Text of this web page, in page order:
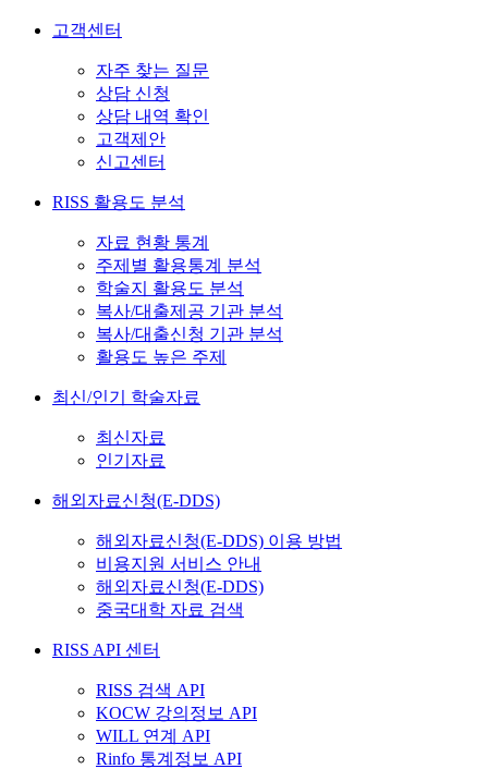
고객센터
자주 찾는 질문
상담 신청
상담 내역 확인
고객제안
신고센터
RISS 활용도 분석
자료 현황 통계
주제별 활용통계 분석
학술지 활용도 분석
복사/대출제공 기관 분석
복사/대출신청 기관 분석
활용도 높은 주제
최신/인기 학술자료
최신자료
인기자료
해외자료신청(E-DDS)
해외자료신청(E-DDS) 이용 방법
비용지원 서비스 안내
해외자료신청(E-DDS)
중국대학 자료 검색
RISS API 센터
RISS 검색 API
KOCW 강의정보 API
WILL 연계 API
Rinfo 통계정보 API